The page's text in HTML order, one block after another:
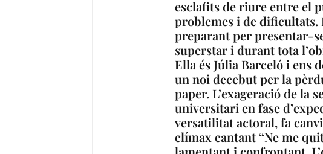
esclafits de riure entre el
problemes i de dificultats.
preparant per presentar-
superstar i durant tota
Ella és Júlia Barceló i ens
un noi decebut per la
paper. L’exageració de la
universitari en fase
versatilitat actoral, fa
clímax cantant “Ne me